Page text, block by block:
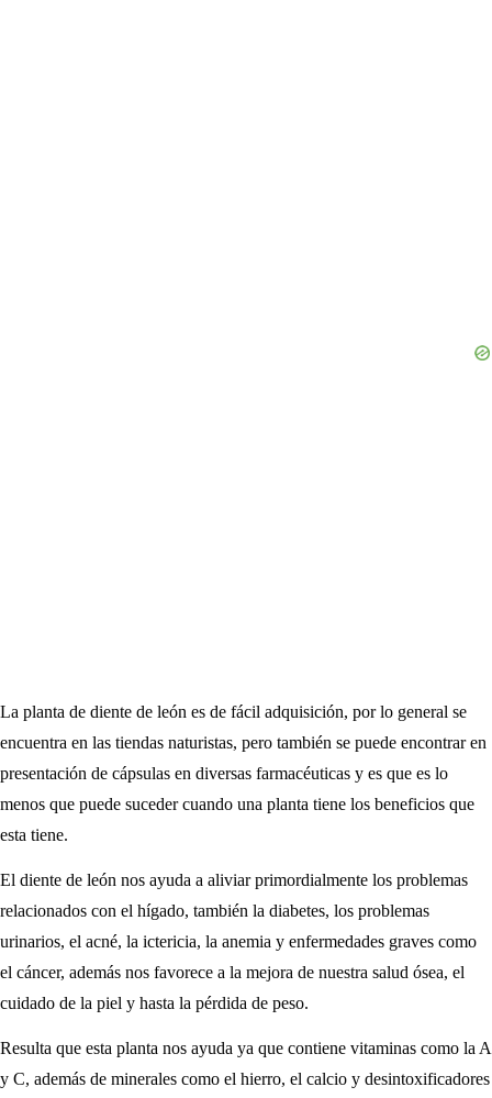
La planta de diente de león es de fácil adquisición, por lo general se
encuentra en las tiendas naturistas, pero también se puede encontrar en
presentación de cápsulas en diversas farmacéuticas y es que es lo
menos que puede suceder cuando una planta tiene los beneficios que
esta tiene.
El diente de león nos ayuda a aliviar primordialmente los problemas
relacionados con el hígado, también la diabetes, los problemas
urinarios, el acné, la ictericia, la anemia y enfermedades graves como
el cáncer, además nos favorece a la mejora de nuestra salud ósea, el
cuidado de la piel y hasta la pérdida de peso.
Resulta que esta planta nos ayuda ya que contiene vitaminas como la A
y C, además de minerales como el hierro, el calcio y desintoxificadores